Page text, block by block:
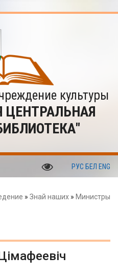
культуры
ЦЕНТРАЛЬНАЯ
РУС БЕЛ ENG
» Знай наших » Министры